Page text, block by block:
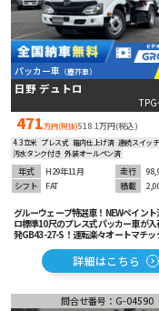
パッカー車 （塵芥車）
日野 デュトロ
471万円(税抜)518.1万円(税込)
4.3立米 プレス式 箱内仕上げ済 連続スイッチ
汚水タンク付き 外装オールペン済
年式 H29年11月 走行
シフト
FAT 積載
グルーウェーブ特選車！NEWペイン
ロ標準10尺のプレス式パッカー車が
発GB43-27-S！運転楽々オートマチッ
でオススメ！
詳細はこちら
問合せ番号：G-04590